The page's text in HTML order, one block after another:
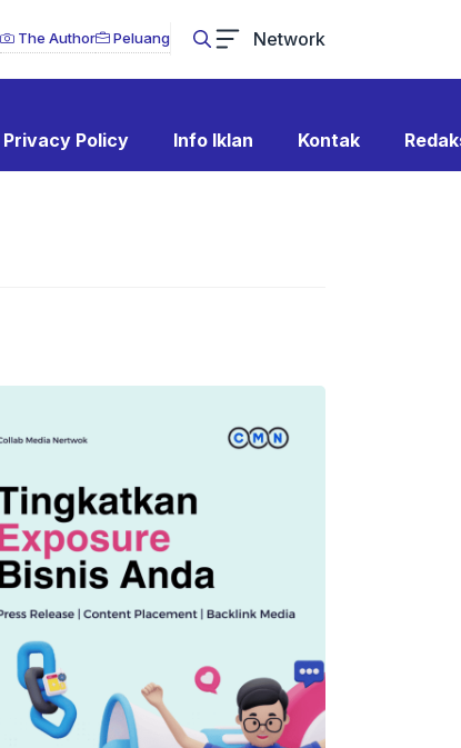
The Author Peluang Network
Privacy Policy Info Iklan Kontak